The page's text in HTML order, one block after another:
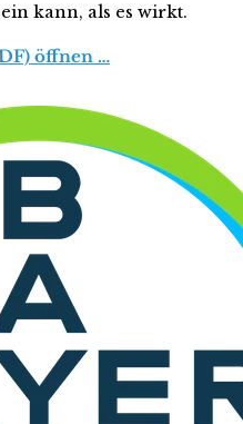
kann, als es wirkt.
öffnen …